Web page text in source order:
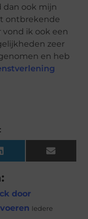
dan ook mijn
ontbrekende
ik ook een
zeer
en heb
LinkedIn Email
door
Iedere